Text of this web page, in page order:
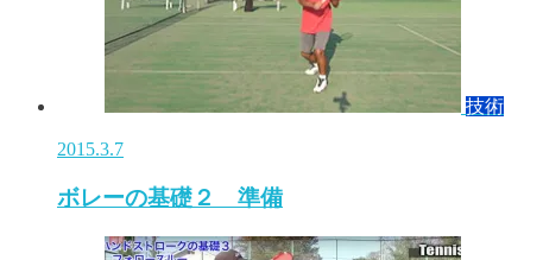
技術
2015.3.7
ボレーの基礎２ 準備